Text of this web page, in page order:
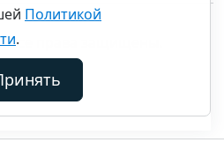
права защищены.
Политикой
.